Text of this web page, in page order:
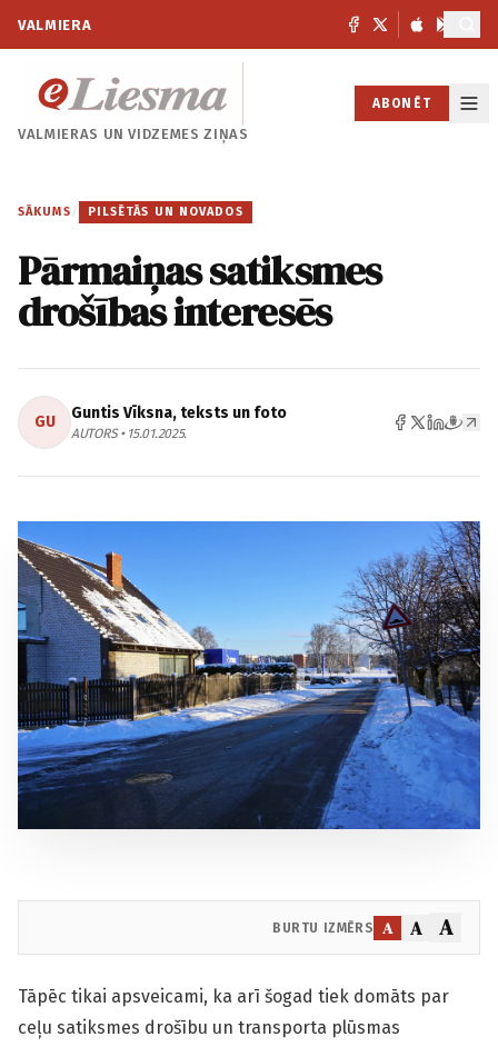
VALMIERA
VALMIERAS UNVIDZEMES ZIŅAS
ABONĒT
SĀKUMS / PILSĒTĀS UN NOVADOS
Pārmaiņas satiksmes
drošības interesēs
GU Guntis Vīksna, teksts un foto
AUTORS • 15.01.2025.
BURTU IZMĒRS A A A
Tāpēc tikai apsveicami, ka arī šogad tiek domāts par
ceļu satiksmes drošību un transporta plūsmas